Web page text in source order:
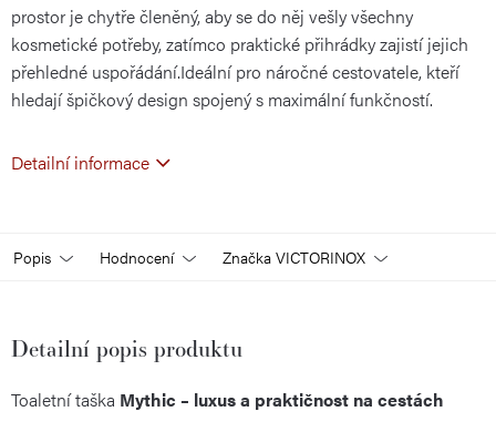
prostor je chytře členěný, aby se do něj vešly všechny
kosmetické potřeby, zatímco praktické přihrádky zajistí jejich
přehledné uspořádání.Ideální pro náročné cestovatele, kteří
hledají špičkový design spojený s maximální funkčností.
Detailní informace
Popis Hodnocení Značka VICTORINOX
Detailní popis produktu
Toaletní taška Mythic – luxus a praktičnost na cestách